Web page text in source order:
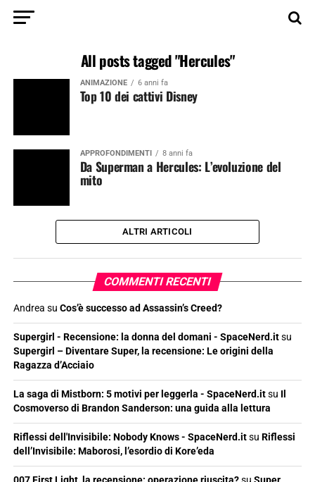
All posts tagged "Hercules"
ANIMAZIONE 6 anni fa
Top 10 dei cattivi Disney
APPROFONDIMENTI 8 anni fa
Da Superman a Hercules: L’evoluzione del
mito
ALTRI ARTICOLI
COMMENTI RECENTI
Andrea su Cos’è successo ad Assassin’s Creed?
Supergirl - Recensione: la donna del domani - SpaceNerd.itsu
Supergirl – Diventare Super, la recensione: Le origini della
Ragazza d’Acciaio
La saga di Mistborn: 5 motivi per leggerla - SpaceNerd.itsu Il
Cosmoverso di Brandon Sanderson: una guida alla lettura
Riflessi dell'Invisibile: Nobody Knows - SpaceNerd.itsu Riflessi
dell’Invisibile: Maborosi, l’esordio di Kore’eda